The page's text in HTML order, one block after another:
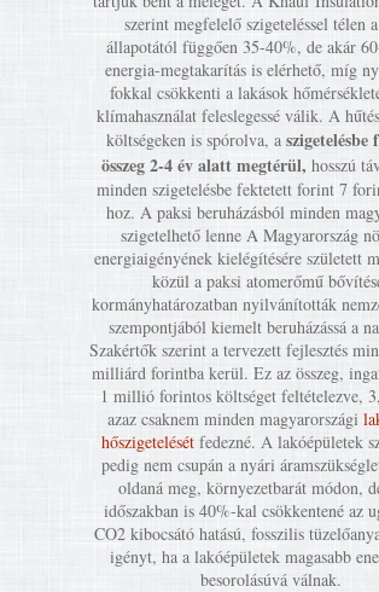
szerint megfelelő szigeteléssel télen
állapotától függően 35-40%, de akár
energia-megtakarítás is elérhető, míg
fokkal csökkenti a lakások
klímahasználat feleslegessé válik. A
költségeken is spórolva, a
összeg 2-4 év alatt megtérül, hosszú
minden szigetelésbe fektetett forint 7
hoz. A paksi beruházásból minden
szigetelhető lenne A Magyarország
energiaigényének kielégítésére született
közül a paksi atomerőmű
kormányhatározatban nyilvánították
szempontjából kiemelt beruházássá a
Szakértők szerint a tervezett fejlesztés
milliárd forintba kerül. Ez az összeg,
1 millió forintos költséget feltételezve,
azaz csaknem minden magyarországi
hőszigetelését fedezné. A lakóépületek
pedig nem csupán a nyári
oldaná meg, környezetbarát módon,
időszakban is 40%-kal csökkentené az
CO2 kibocsátó hatású, fosszilis
igényt, ha a lakóépületek magasabb
besorolásúvá válnak.